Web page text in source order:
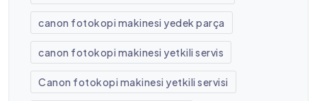
canon fotokopi makinesi yedek parça
canon fotokopi makinesi yetkili servis
Canon fotokopi makinesi yetkili servisi